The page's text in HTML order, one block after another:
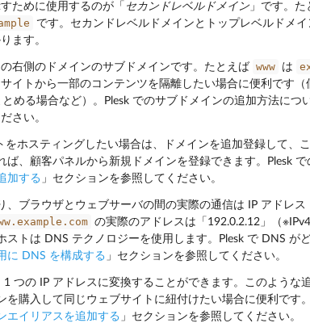
ために使用するのが「 セカンドレベルドメイン 」です。た
です。セカンドレベルドメインとトップレベルドメ
ます。
右側のドメインのサブドメインです。たとえば www は
イトから一部のコンテンツを隔離したい場合に便利です（
とめる場合など）。Plesk でのサブドメインの追加方法につ
さい。
をホスティングしたい場合は、ドメインを追加登録して、
ば、顧客パネルから新規ドメインを登録できます。Plesk
加する 」セクションを参照してください。
、ブラウザとウェブサーバの間の実際の通信は IP アドレ
の実際のアドレスは「192.0.2.12」（
ストは DNS テクノロジーを使用します。Plesk で DNS が
に DNS を構成する 」セクションを参照してください。
つの IP アドレスに変換することができます。このような
を購入して同じウェブサイトに紐付けたい場合に便利です
エイリアスを追加する 」セクションを参照してください。